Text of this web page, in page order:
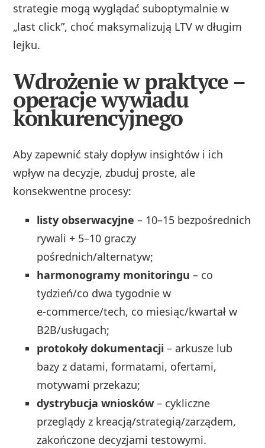
strategie mogą wyglądać suboptymalnie w
„last click”, choć maksymalizują LTV w długim
lejku.
Wdrożenie w praktyce –
operacje wywiadu
konkurencyjnego
Aby zapewnić stały dopływ insightów i ich
wpływ na decyzje, zbuduj proste, ale
konsekwentne procesy:
listy obserwacyjne – 10–15 bezpośrednich
rywali + 5–10 graczy
pośrednich/alternatyw;
harmonogramy monitoringu – co
tydzień/co dwa tygodnie w
e‑commerce/tech, co miesiąc/kwartał w
B2B/usługach;
protokoły dokumentacji – arkusze lub
bazy z datami, formatami, ofertami,
motywami przekazu;
dystrybucja wniosków – cykliczne
przeglądy z kreacją/strategią/zarządem,
zakończone decyzjami testowymi.